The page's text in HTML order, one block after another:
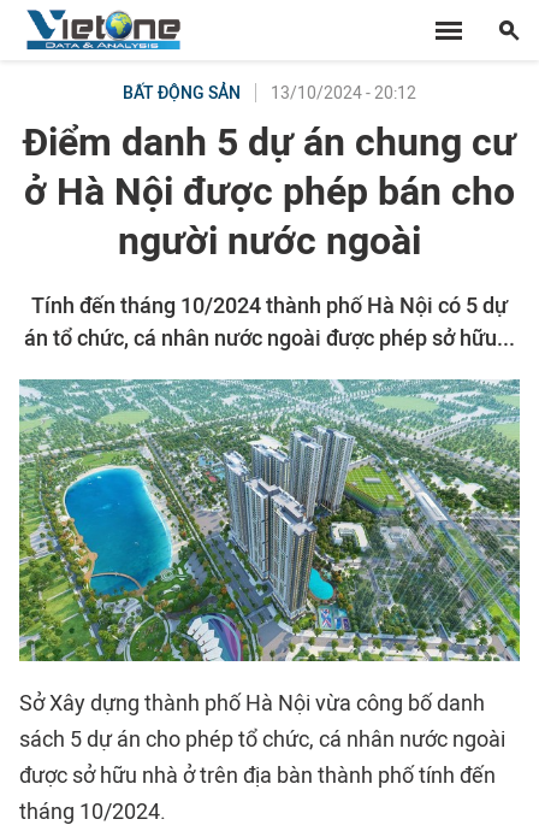
BẤT ĐỘNG SẢN 13/10/2024 - 20:12
Điểm danh 5 dự án chung cư
ở Hà Nội được phép bán cho
người nước ngoài
Tính đến tháng 10/2024 thành phố Hà Nội có 5 dự
án tổ chức, cá nhân nước ngoài được phép sở hữu...
Sở Xây dựng thành phố Hà Nội vừa công bố danh
sách 5 dự án cho phép tổ chức, cá nhân nước ngoài
được sở hữu nhà ở trên địa bàn thành phố tính đến
tháng 10/2024.